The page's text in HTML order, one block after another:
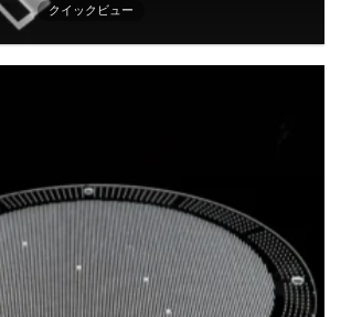
クイックビュー